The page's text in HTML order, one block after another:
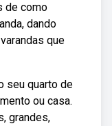
de como
dando
que
seu quarto de
ou casa.
grandes,